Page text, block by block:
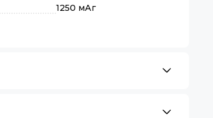
1250 мАг